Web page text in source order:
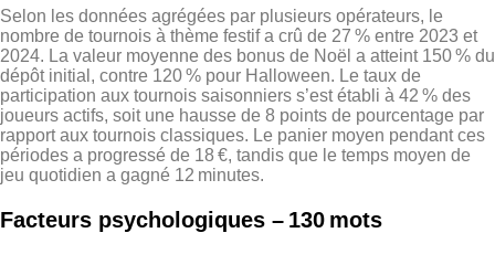
Selon les données agrégées par plusieurs opérateurs, le
nombre de tournois à thème festif a crû de 27 % entre 2023 et
2024. La valeur moyenne des bonus de Noël a atteint 150 % du
dépôt initial, contre 120 % pour Halloween. Le taux de
participation aux tournois saisonniers s’est établi à 42 % des
joueurs actifs, soit une hausse de 8 points de pourcentage par
rapport aux tournois classiques. Le panier moyen pendant ces
périodes a progressé de 18 €, tandis que le temps moyen de
jeu quotidien a gagné 12 minutes.
Facteurs psychologiques – 130 mots